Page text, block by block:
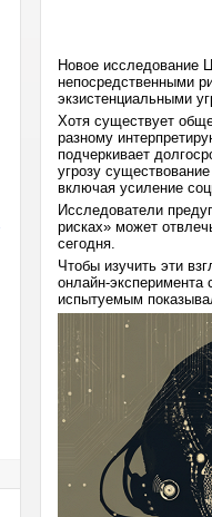
Новое исследование
непосредственными
экзистенциальными
Хотя существует
разному
подчеркивает
угрозу
включая усиление
Исследователи
рисках» может
сегодня.
Чтобы изучить эти
онлайн-
испытуемым